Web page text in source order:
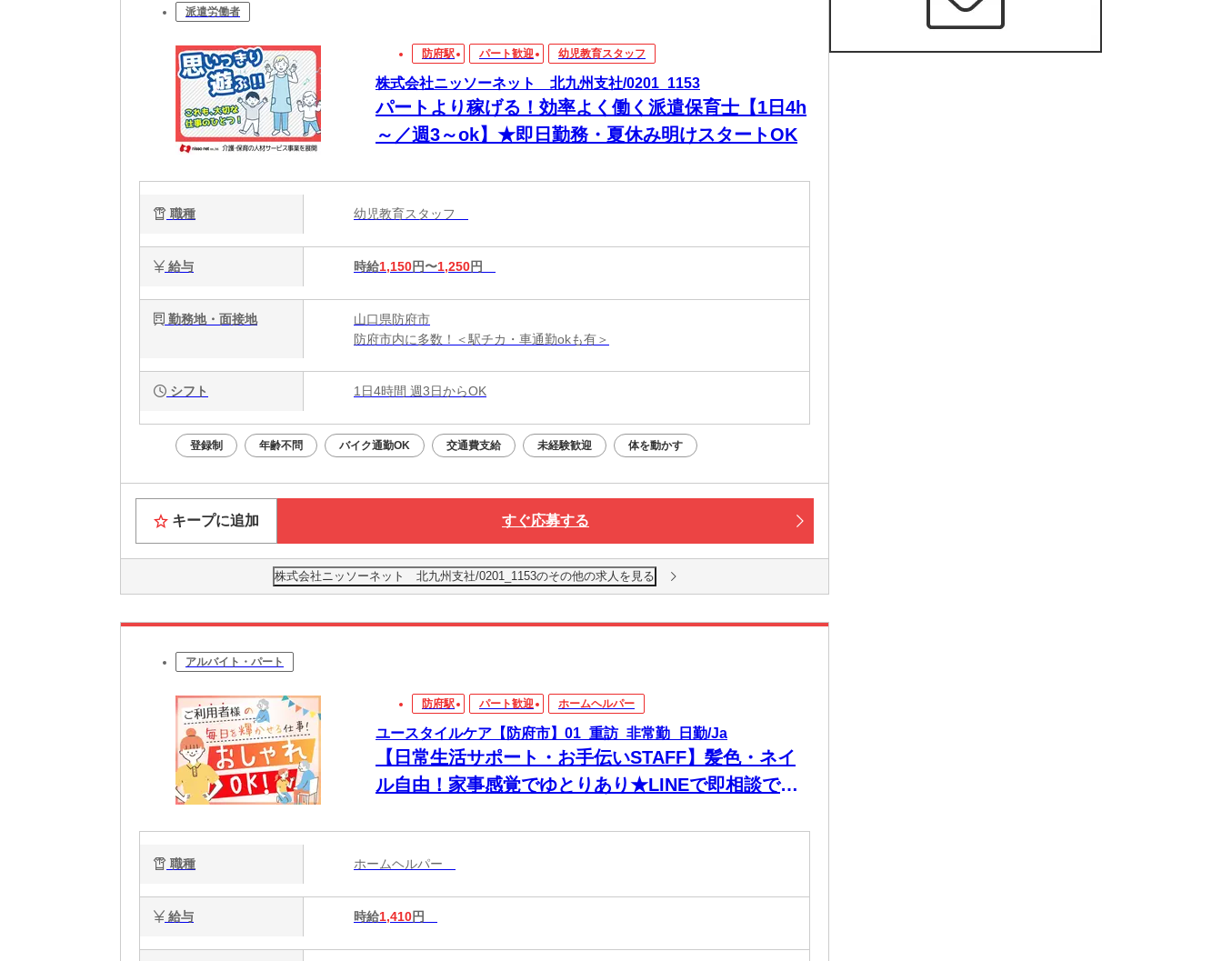
派遣労働者
防府駅 パート歓迎 幼児教育スタッフ
株式会社ニッソーネット 北九州支社/0201_1153
パートより稼げる！効率よく働く派遣保育士【1日4h
～／週3～ok】★即日勤務・夏休み明けスタートOK
職種 幼児教育スタッフ
給与 時給1,150円〜1,250円
勤務地・面接地
山口県防府市
防府市内に多数！＜駅チカ・車通勤okも有＞
シフト 1日4時間 週3日からOK
登録制 年齢不問 バイク通勤OK 交通費支給 未経験歓迎 体を動かす
キープに追加 すぐ応募する
株式会社ニッソーネット 北九州支社/0201_1153のその他の求人を見る
アルバイト・パート
防府駅 パート歓迎 ホームヘルパー
ユースタイルケア【防府市】01_重訪_非常勤_日勤/Ja
【日常生活サポート・お手伝いSTAFF】髪色・ネイ
ル自由！家事感覚でゆとりあり★LINEで即相談でき
職種 ホームヘルパー
給与 時給1,410円